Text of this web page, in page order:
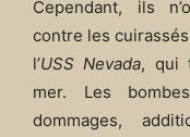
Cependant, ils
contre les
l’USS Nevada, qui
mer. Les
dommages,